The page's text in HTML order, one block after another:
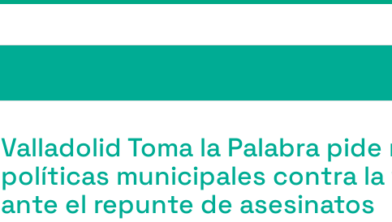
Valladolid Toma la Palabra
políticas municipales contra
ante el repunte de asesinatos